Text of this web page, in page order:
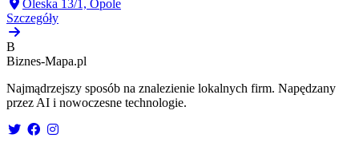
Oleska 13/1, Opole
Szczegóły
B
Biznes-Mapa.pl
Najmądrzejszy sposób na znalezienie lokalnych firm. Napędzany
przez AI i nowoczesne technologie.